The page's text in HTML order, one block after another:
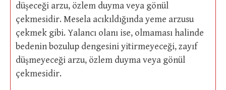
düşeceği arzu, özlem duyma veya gönül
çekmesidir. Mesela acıkıldığında yeme arzusu
çekmek gibi. Yalancı olanı ise, olmaması halinde
bedenin bozulup dengesini yitirmeyeceği, zayıf
düşmeyeceği arzu, özlem duyma veya gönül
çekmesidir.